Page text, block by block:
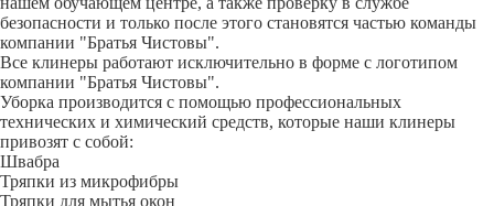
безопасности и только после этого становятся частью команды
компании "Братья Чистовы".
Все клинеры работают исключительно в форме с логотипом
компании "Братья Чистовы".
Уборка производится с помощью профессиональных
технических и химический средств, которые наши клинеры
привозят с собой:
Швабра
Тряпки из микрофибры
Тряпки для мытья окон